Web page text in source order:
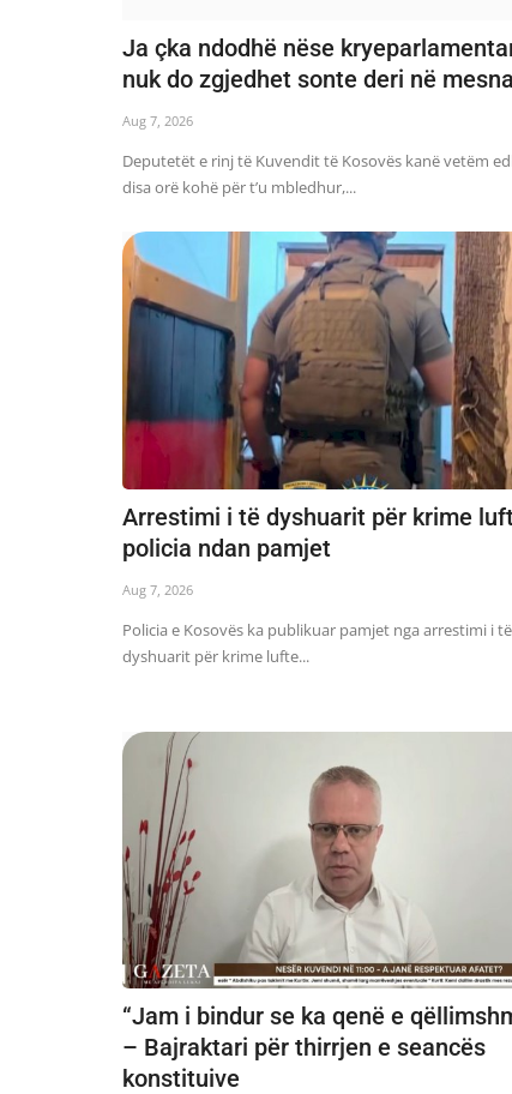
Ja çka ndodhë nëse
nuk do zgjedhet sonte deri në
Aug 7, 2026
Deputetët e rinj të Kuvendit të Kosovës kanë vetëm
disa orë kohë për t’u mbledhur,...
Arrestimi i të dyshuarit për krime
policia ndan pamjet
Aug 7, 2026
Policia e Kosovës ka publikuar pamjet nga arrestimi i të
dyshuarit për krime lufte...
“Jam i bindur se ka qenë e
– Bajraktari për thirrjen e seancës
konstituive